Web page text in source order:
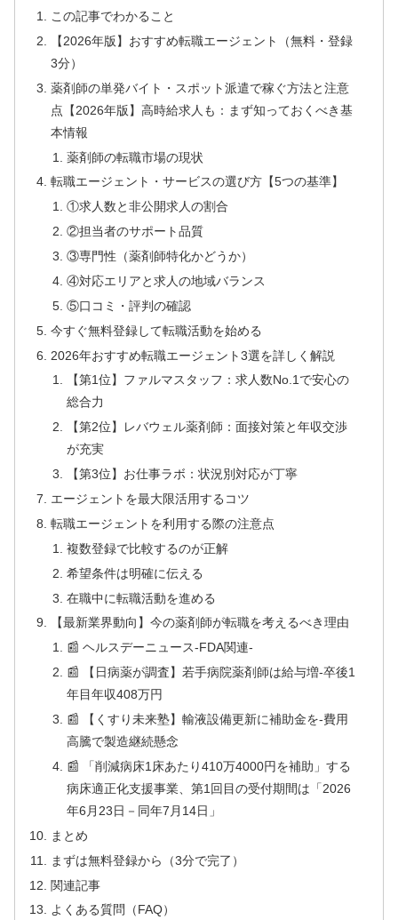
この記事でわかること
【2026年版】おすすめ転職エージェント（無料・登録
3分）
薬剤師の単発バイト・スポット派遣で稼ぐ方法と注意
点【2026年版】高時給求人も：まず知っておくべき基
本情報
薬剤師の転職市場の現状
転職エージェント・サービスの選び方【5つの基準】
①求人数と非公開求人の割合
②担当者のサポート品質
③専門性（薬剤師特化かどうか）
④対応エリアと求人の地域バランス
⑤口コミ・評判の確認
今すぐ無料登録して転職活動を始める
2026年おすすめ転職エージェント3選を詳しく解説
【第1位】ファルマスタッフ：求人数No.1で安心の
総合力
【第2位】レバウェル薬剤師：面接対策と年収交渉
が充実
【第3位】お仕事ラボ：状況別対応が丁寧
エージェントを最大限活用するコツ
転職エージェントを利用する際の注意点
複数登録で比較するのが正解
希望条件は明確に伝える
在職中に転職活動を進める
【最新業界動向】今の薬剤師が転職を考えるべき理由
📰 ヘルスデーニュース‐FDA関連‐
📰 【日病薬が調査】若手病院薬剤師は給与増‐卒後1
年目年収408万円
📰 【くすり未来塾】輸液設備更新に補助金を‐費用
高騰で製造継続懸念
📰 「削減病床1床あたり410万4000円を補助」する
病床適正化支援事業、第1回目の受付期間は「2026
年6月23日－同年7月14日」
まとめ
まずは無料登録から（3分で完了）
関連記事
よくある質問（FAQ）